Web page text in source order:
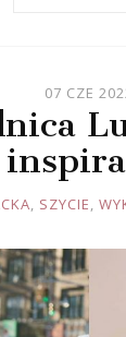
07 CZE
, SZYCIE,